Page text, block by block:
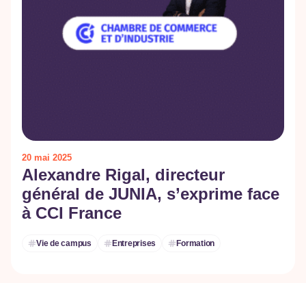
20 mai 2025
Alexandre Rigal, directeur
général de JUNIA, s’exprime face
à CCI France
Vie de campus Entreprises Formation